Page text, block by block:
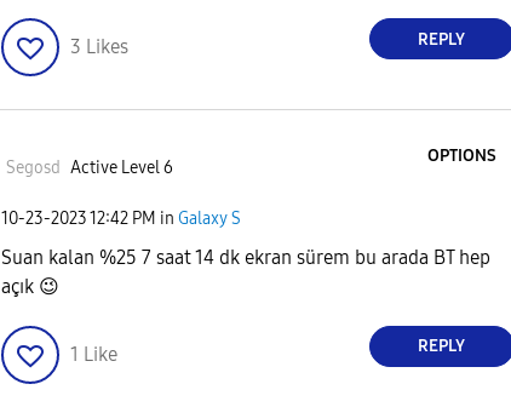
3 Likes REPLY
Segosd Active Level 6
OPTIONS
‎10-23-202312:42 PM in Galaxy S
Suan kalan %25 7 saat 14 dk ekran sürem bu arada BT hep
açık 😉
1 Like REPLY